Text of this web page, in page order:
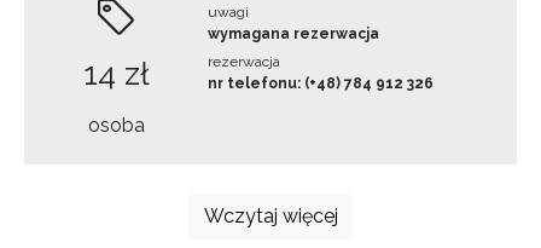
14 zł
osoba
uwagi
wymagana rezerwacja
rezerwacja
nr telefonu: (+48) 784 912 326
Wczytaj więcej